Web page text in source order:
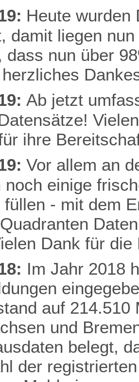
Heute wurden
damit liegen
dass nun über
Ab jetzt
ihre
Vor allem an
noch einige
füllen - mit dem
Dank für die
Im Jahr 2018
auf
und
belegt,
der